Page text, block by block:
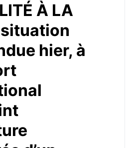
À LA
situation
hier, à